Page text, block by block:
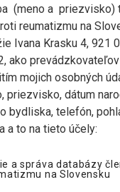
(meno a priezvisko)
reumatizmu na
Ivana Krasku 4, 921
ako
mojich osobných
priezvisko, dátum
bydliska, telefón,
a to na tieto účely:
a správa databázy
na Slovensku